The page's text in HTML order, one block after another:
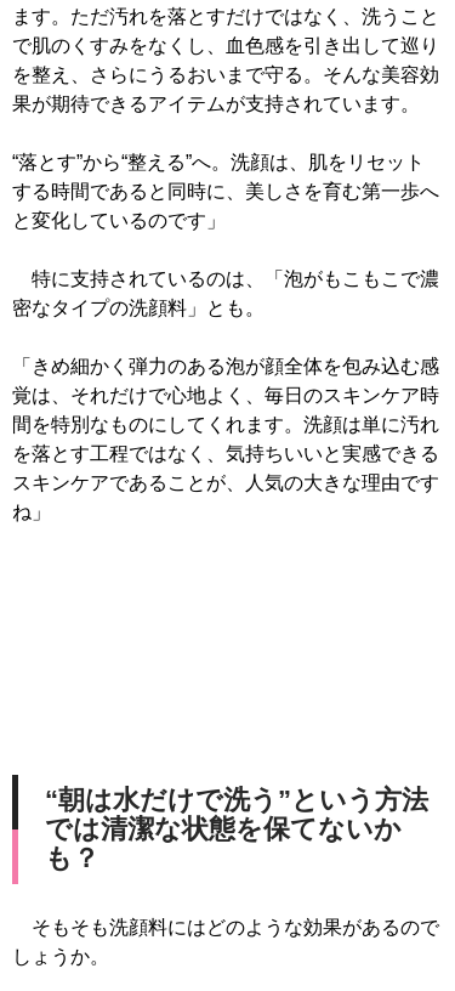
ます。ただ汚れを落とすだけではなく、洗うこと
で肌のくすみをなくし、血色感を引き出して巡り
を整え、さらにうるおいまで守る。そんな美容効
果が期待できるアイテムが支持されています。
“落とす”から“整える”へ。洗顔は、肌をリセット
する時間であると同時に、美しさを育む第一歩へ
と変化しているのです」
特に支持されているのは、「泡がもこもこで濃
密なタイプの洗顔料」とも。
「きめ細かく弾力のある泡が顔全体を包み込む感
覚は、それだけで心地よく、毎日のスキンケア時
間を特別なものにしてくれます。洗顔は単に汚れ
を落とす工程ではなく、気持ちいいと実感できる
スキンケアであることが、人気の大きな理由です
ね」
“朝は水だけで洗う”という方法
では清潔な状態を保てないか
も？
そもそも洗顔料にはどのような効果があるので
しょうか。